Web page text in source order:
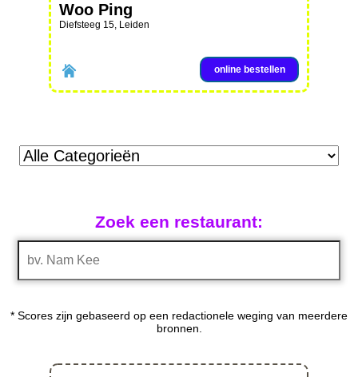
Woo Ping
Diefsteeg 15, Leiden
online bestellen
Zoek een restaurant:
* Scores zijn gebaseerd op een redactionele weging van meerdere
bronnen.